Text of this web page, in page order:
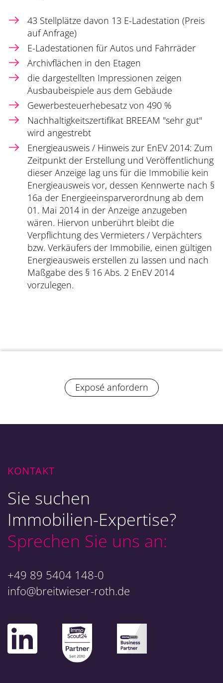
43 Stellplätze davon 13 E-Ladestation (Preis
auf Anfrage)
E-Ladestationen für Autos und Fahrräder
Archivflächen in den Etagen
die dargestellten Impressionen zeigen
Ausbaubeispiele aus dem Gebäude
Gewerbesteuerhebesatz von 490 %
Nachhaltigkeitszertifikat BREEAM "sehr gut"
wird angestrebt
Energieausweis / Hinweis zur EnEV 2014: Zum
Zeitpunkt der Erstellung und Veröffentlichung
dieser Anzeige lag uns für die Immobilie kein
Energieausweis vor, dessen Kennwerte nach §
16a der Energieeinsparverordnung ab dem
01. Mai 2014 in der Anzeige anzugeben
wären. Hiervon unberührt bleibt die
Verpflichtung des Vermieters / Verpächters
bzw. Verkäufers der Immobilie, einen gültigen
Energieausweis erstellen zu lassen und nach
Maßgabe des § 16 Abs. 2 EnEV 2014
vorzulegen.
Exposé anfordern
KONTAKT
Sie suchen
Immobilien-Expertise?
Sprechen Sie uns an:
+49 89 5404 148-0
info@breitwieser-roth.de